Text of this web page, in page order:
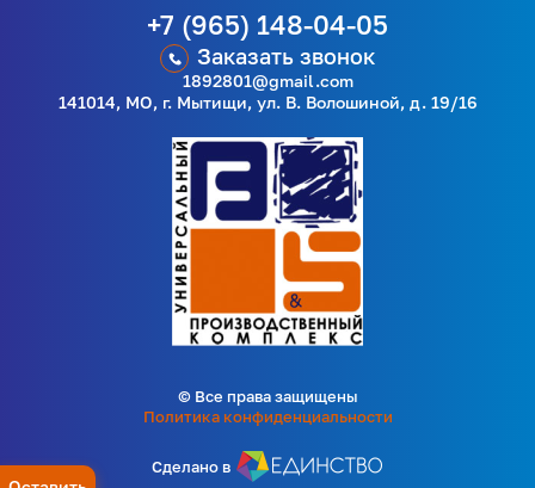
+7 (965) 148-04-05
Заказать звонок
1892801@gmail.com
141014, МО, г. Мытищи, ул. В. Волошиной, д. 19/16
Сделано в
© Все права защищены
Политика конфиденциальности